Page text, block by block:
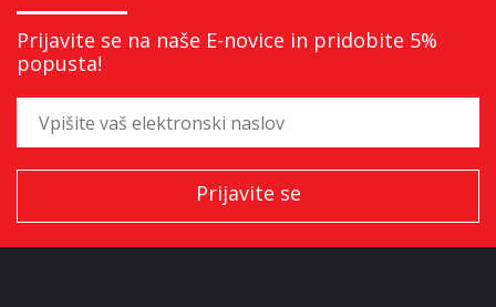
Prijavite se na naše E-novice in pridobite 5%
popusta!